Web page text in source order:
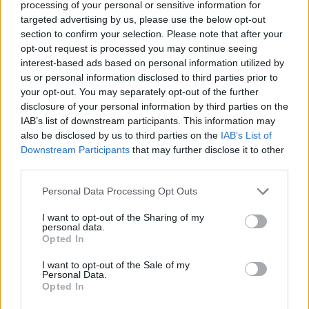
processing of your personal or sensitive information for
targeted advertising by us, please use the below opt-out
section to confirm your selection. Please note that after your
opt-out request is processed you may continue seeing
interest-based ads based on personal information utilized by
us or personal information disclosed to third parties prior to
your opt-out. You may separately opt-out of the further
disclosure of your personal information by third parties on the
IAB’s list of downstream participants. This information may
also be disclosed by us to third parties on the IAB’s List of
Downstream Participants that may further disclose it to other
Personal Data Processing Opt Outs
I want to opt-out of the Sharing of my
personal data.
Opted In
I want to opt-out of the Sale of my
Personal Data.
Opted In
terapia intensiva, di cui 8 a Imola), 322 aFerrara(38 di terapia
intensiva), 605 inRomagna, di cui 84 per terapia intensiva. Nel
dettaglio: 178 aRimini(di cui 39 per la terapia intensiva), 104 a
Ravenna(di cui 14 per la terapia intensiva), 97 aLugo(di cui 10
per la terapia intensiva), 24 a
Faenza
, al San Pier Damiano
Hospital; 89 aForlì(di cui 10 per la terapia intensiva), 73 a
(di cui 11 per la terapia intensiva) e 40 posti letto a Villa Serena.
L’attività dell’Agenzia per la sicurezza territoriale e la
protezione civile
Dispositivi di protezione individuale
Dal Dipartimento nazionale della Protezione civile sono arrivati oggi
ai magazzini dell’Agenzia regionale
donazione),18.000 provetteper tamponi e 18.000 tamponi
campioni rinofaringei; il materiale sarà distribuito secondo le